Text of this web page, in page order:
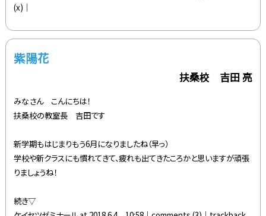
(x)│
紫陽花
扶桑校 吉田 亮
みなさん こんにちは！
扶桑校の教室長 吉田です
新学期もはじまりもう6月になりましたね（早っ）
学校や新クラスにも慣れてきて、疲れも出てきたころかと思いますが頑張
りましょうね！
続き▽